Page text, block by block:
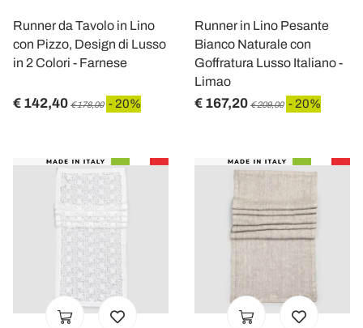
Runner da Tavolo in Lino
con Pizzo, Design di Lusso
in 2 Colori - Farnese
€ 142,40 € 178,00 - 20%
Runner in Lino Pesante
Bianco Naturale con
Goffratura Lusso Italiano -
Limao
€ 167,20 € 209,00 - 20%